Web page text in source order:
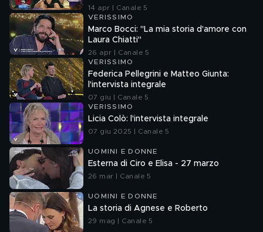
14 apr | Canale 5
VERISSIMO
Marco Bocci: "La mia storia d'amore con
Laura Chiatti"
26 apr | Canale 5
VERISSIMO
Federica Pellegrini e Matteo Giunta:
l'intervista integrale
07 giu | Canale 5
VERISSIMO
Licia Colò: l'intervista integrale
07 giu 2025 | Canale 5
UOMINI E DONNE
Esterna di Ciro e Elisa - 27 marzo
26 mar | Canale 5
UOMINI E DONNE
La storia di Agnese e Roberto
29 mag | Canale 5